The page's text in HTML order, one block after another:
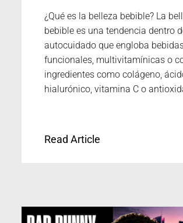
¿Qué es la belleza bebible? La
bebible es una tendencia dentro
autocuidado que engloba
funcionales, multivitamínicas o
ingredientes como colágeno,
hialurónico, vitamina C o
Read Article